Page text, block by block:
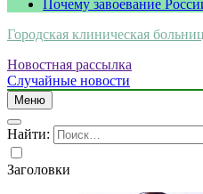
Почему завоевание
Городская клиническая
Новостная рассылка
Случайные новости
Меню
Найти:
Заголовки